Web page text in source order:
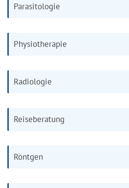
Parasitologie
Physiotherapie
Radiologie
Reiseberatung
Röntgen